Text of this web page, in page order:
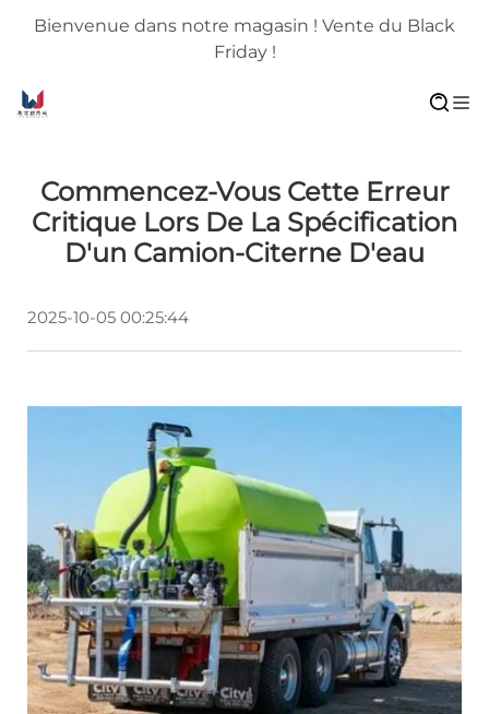
Bienvenue dans notre magasin ! Vente du Black
Friday !
Commencez-Vous Cette Erreur
Critique Lors De La Spécification
D'un Camion-Citerne D'eau
2025-10-05 00:25:44